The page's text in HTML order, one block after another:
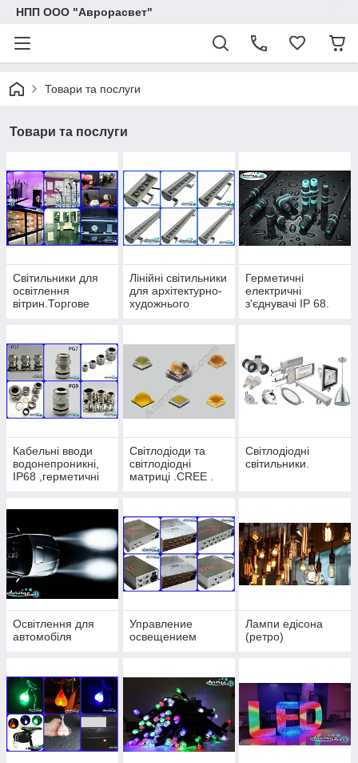
НПП ООО "Аврорасвет"
Товари та послуги
Товари та послуги
Світильники для
освітлення
вітрин.Торгове
світильники для
підсвічування
товару
Лінійні світильники
для архітектурно-
художнього
Герметичні
електричні
з'єднувачі IP 68.
Кабельні вводи
водонепроникні,
IP68 ,герметичні
Світлодіоди та
світлодіодні
матриці .CREE .
Світлодіодні
світильники.
Освітлення для
автомобіля
Управление
освещением
Лампи едісона
(ретро)